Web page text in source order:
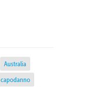
Australia
capodanno